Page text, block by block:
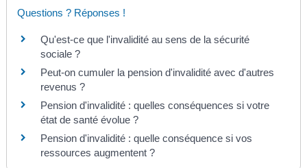
Questions ? Réponses !
Qu'est-ce que l'invalidité au sens de la sécurité
sociale ?
Peut-on cumuler la pension d'invalidité avec d'autres
revenus ?
Pension d'invalidité : quelles conséquences si votre
état de santé évolue ?
Pension d'invalidité : quelle conséquence si vos
ressources augmentent ?